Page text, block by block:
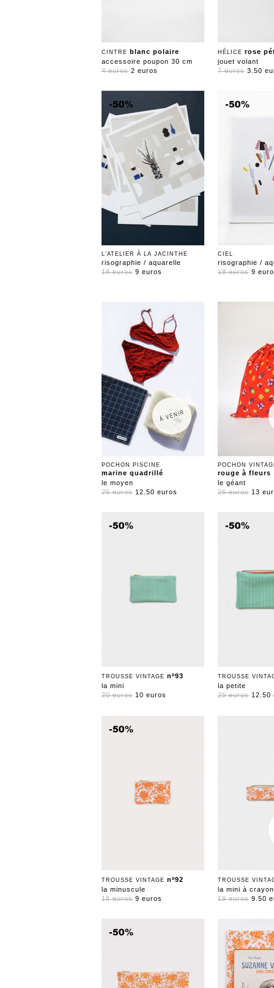
CINTRE blanc polaire
accessoire poupon 30 cm
4 euros 2 euros
HÉLICE rose
jouet volant
7 euros 3.50
L’ATELIER À LA JACINTHE
risographie / aquarelle
18 euros 9 euros
CIEL
risographie /
18 euros 9
POCHON PISCINE
marine quadrillé
le moyen
25 euros 12.50 euros
POCHON
rouge à fleurs
le géant
26 euros 13
TROUSSE VINTAGE nº93
la mini
20 euros 10 euros
TROUSSE
la petite
25 euros 12.50
TROUSSE VINTAGE nº92
la minuscule
18 euros 9 euros
TROUSSE
la mini à
19 euros 9.50